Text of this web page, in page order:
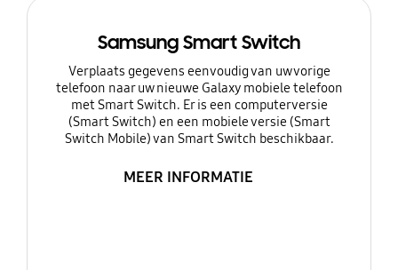
Samsung Smart Switch
Verplaats gegevens eenvoudig van uw vorige
telefoon naar uw nieuwe Galaxy mobiele telefoon
met Smart Switch. Er is een computerversie
(Smart Switch) en een mobiele versie (Smart
Switch Mobile) van Smart Switch beschikbaar.
MEER INFORMATIE